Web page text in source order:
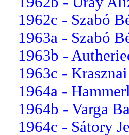
1962c - Szabó
1963a - Szabó
1963b -
1963c -
1964a -
1964b - Varga
1964c - Sátory